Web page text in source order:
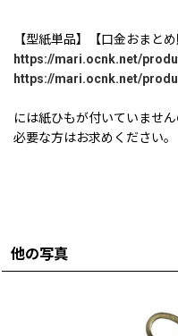
【型紙単品】【口金おまとめ
https://mari.ocnk.net/
https://mari.ocnk.net/
には紙ひもが付いていません
必要な方はお求めください。
他の写真